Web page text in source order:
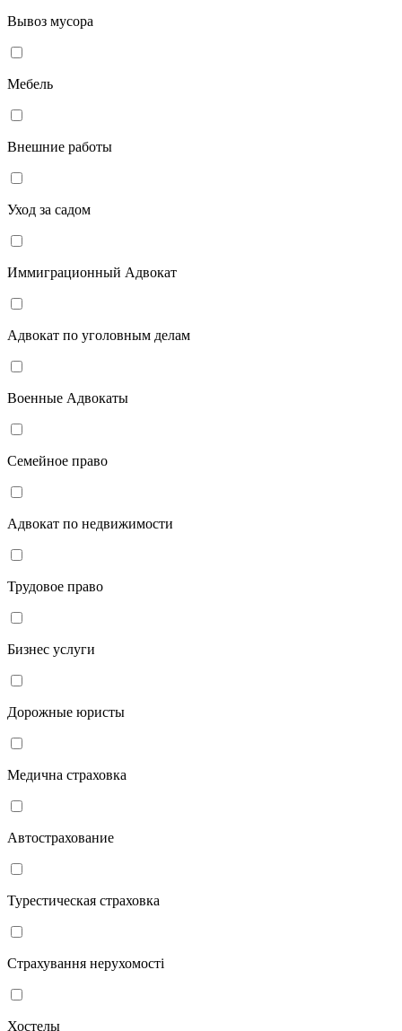
Вывоз мусора
Мебель
Внешние работы
Уход за садом
Иммиграционный Адвокат
Адвокат по уголовным делам
Военные Адвокаты
Семейное право
Адвокат по недвижимости
Трудовое право
Бизнес услуги
Дорожные юристы
Медична страховка
Автострахование
Турестическая страховка
Страхування нерухомості
Хостелы